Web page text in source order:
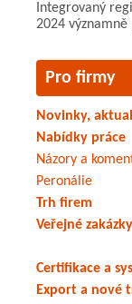
Integrovaný
2024
Pro firmy
Novinky,
Nabídky práce
Názory a
Peronálie
Trh firem
Veřejné
Certifikace a
Export a nové